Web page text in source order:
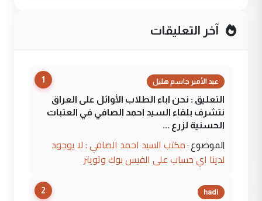
آخر التعليقات
1 عبد الأمير جاسم هليل
التعليق : نحن اباء الطلاب الأوائل على العراق
نتشرف بلقاء السيد احمد الصافي في العتبات
الحسنية لزرع ...
الموضوع : مكتب السيد احمد الصافي : لا يوجود
لدينا اي حساب على الفيس بوك وتويتر
2 hadi